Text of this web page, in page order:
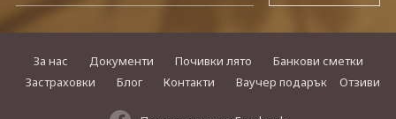
За нас Документи Почивки лято
Банкови сметки
Застраховки
Блог Контакти Ваучер подарък Отзиви